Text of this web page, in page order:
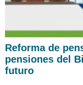
Reforma de
pensiones del
futuro